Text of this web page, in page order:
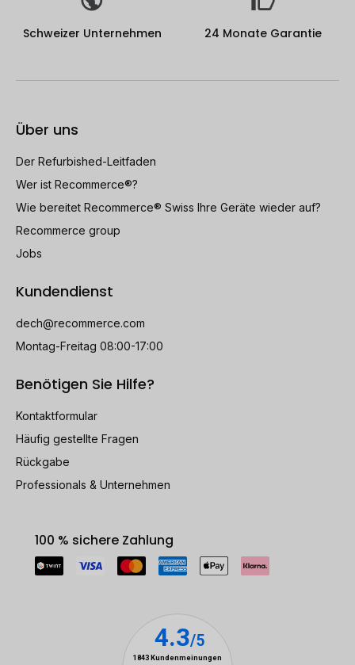
Schweizer Unternehmen 24 Monate Garantie
Über uns
Der Refurbished-Leitfaden
Wer ist Recommerce®?
Wie bereitet Recommerce® Swiss Ihre Geräte wieder auf?
Recommerce group
Jobs
Kundendienst
dech@recommerce.com
Montag-Freitag 08:00-17:00
Benötigen Sie Hilfe?
Kontaktformular
Häufig gestellte Fragen
Rückgabe
Professionals & Unternehmen
100 % sichere Zahlung